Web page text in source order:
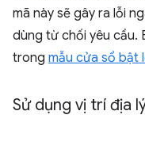
mã này sẽ gây ra lỗi
dùng từ chối yêu cầu.
trong mẫu cửa sổ bật
Sử dụng vị trí địa